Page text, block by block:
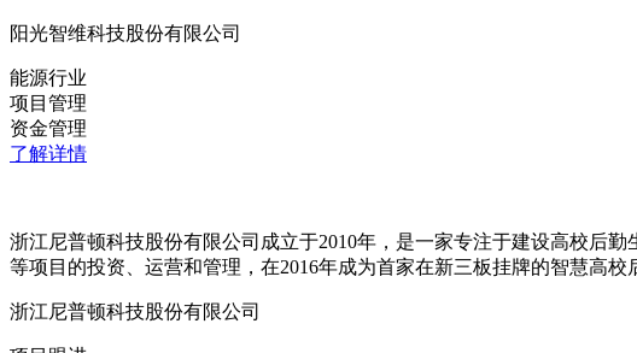
阳光智维科技股份有限公司
能源行业
项目管理
资金管理
了解详情
浙江尼普顿科技股份有限公司成立于2010年，是一家专注于建设高校后
等项目的投资、运营和管理，在2016年成为首家在新三板挂牌的智慧高校
浙江尼普顿科技股份有限公司